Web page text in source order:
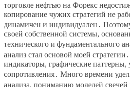
торговле нефтью на Форекс
копирование чужих стратегий не
динамичен и индивидуален․
своей собственной системы,
технического и фундаментального
анализ стал основой моей
индикаторы, графические
сопротивления․ Много времени
анализа, пониманию моделей